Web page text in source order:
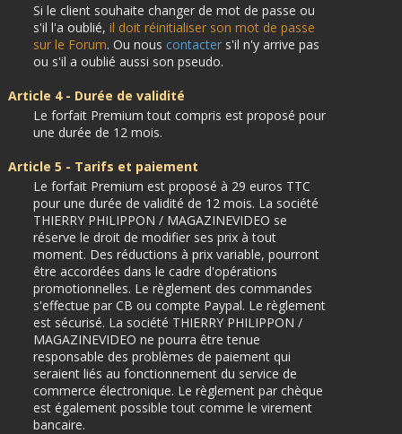
Si le client souhaite changer de mot de passe ou
s'il l'a oublié, il doit réinitialiser son mot de passe
sur le Forum. Ou nous contacters'il n'y arrive pas
ou s'il a oublié aussi son pseudo.
Article 4 - Durée de validité
Le forfait Premium tout compris est proposé pour
une durée de 12 mois.
Article 5 - Tarifs et paiement
Le forfait Premium est proposé à 29 euros TTC
pour une durée de validité de 12 mois. La société
THIERRY PHILIPPON / MAGAZINEVIDEO se
réserve le droit de modifier ses prix à tout
moment. Des réductions à prix variable, pourront
être accordées dans le cadre d'opérations
promotionnelles. Le règlement des commandes
s'effectue par CB ou compte Paypal. Le règlement
est sécurisé. La société THIERRY PHILIPPON /
MAGAZINEVIDEO ne pourra être tenue
responsable des problèmes de paiement qui
seraient liés au fonctionnement du service de
commerce électronique. Le règlement par chèque
est également possible tout comme le virement
bancaire.